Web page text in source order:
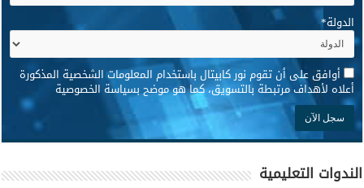
الدولة*
* أوافق على أن تقوم نور كابيتال باستخدام المعلومات الشخصية المذكورة
أعلاه لأهداف مرتبطة بالتسويق، كما هو موضح بسياسة الخصوصية
الندوات التعليمية